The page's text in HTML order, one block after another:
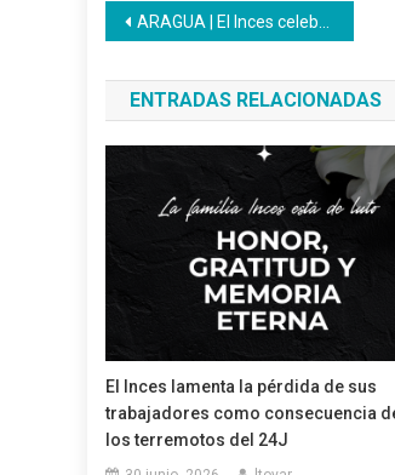
Navegación
de
entradas
ARAGUA | El Inces celebra los logros de 90 participantes del Programa Penitenciario Luisa Cáceres de Arismendi
ENTRADAS RELACIONADAS
El Inces lamenta la pérdida de sus
trabajadores como consecuencia
los terremotos del 24J